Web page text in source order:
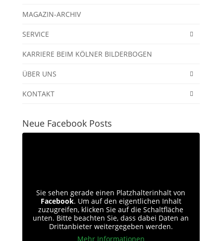
MAGAZIN-ARCHIV
SERVICE
KARRIERE BEIM KÖLNER BILDERBOGEN
ÜBER UNS
KONTAKT
Neue Facebook Posts
Sie sehen gerade einen Platzhalterinhalt von
Facebook. Um auf den eigentlichen Inhalt
zuzugreifen, klicken Sie auf die Schaltfläche
unten. Bitte beachten Sie, dass dabei Daten an
Drittanbieter weitergegeben werden.
Mehr Informationen